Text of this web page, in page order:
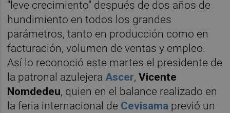
"leve crecimiento" después de dos años de
hundimiento en todos los grandes
parámetros, tanto en producción como en
facturación, volumen de ventas y empleo.
Así lo reconoció este martes el presidente de
la patronal azulejera Ascer,Vicente
Nomdedeu, quien en el balance realizado en
la feria internacional de Cevisama previó un